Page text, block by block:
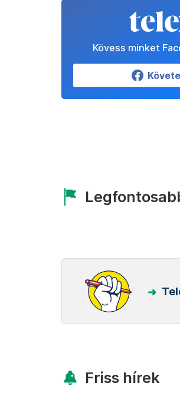
Kövess minket
Friss hírek